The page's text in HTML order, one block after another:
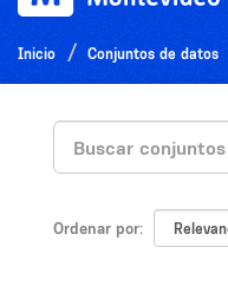
Inicio Conjuntos de datos
Ordenar por